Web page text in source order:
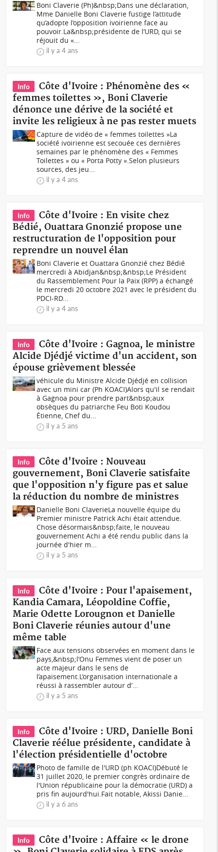
Boni Claverie (Ph)&nbsp;Dans une déclaration,
Mme Danielle Boni Claverie fustige l’attitude
qu’adopte l’opposition ivoirienne face au
pouvoir.La&nbsp;présidente de l’URD, qui se
réjouit du «...
il y a 4 ans
Info
Côte d'Ivoire : Phénomène des «
femmes toilettes », Boni Claverie
dénonce une dérive de la société et
invite les religieux à ne pas rester muets
Capture de vidéo de « femmes toilettes »La
société ivoirienne est secouée ces dernières
semaines par le phénomène des « Femmes
Toilettes » ou « Porta Potty ».Selon plusieurs
sources, des jeu...
il y a 4 ans
Info
Côte d'Ivoire : En visite chez
Bédié, Ouattara Gnonzié propose une
restructuration de l'opposition pour
reprendre un nouvel élan
Boni Claverie et Ouattara Gnonzié chez Bédié
mercredi à Abidjan&nbsp;&nbsp;Le Président
du Rassemblement Pour la Paix (RPP) a échangé
le mercredi 20 octobre 2021 avec le président du
PDCI-RD...
il y a 4 ans
Info
Côte d'Ivoire : Gagnoa, le ministre
Alcide Djédjé victime d'un accident, son
épouse grièvement blessée
véhicule du Ministre Alcide Djédjé en collision
avec un mini car (Ph KOACI)Alors qu'il se rendait
à Gagnoa pour prendre part&nbsp;aux
obsèques du patriarche Feu Boti Koudou
Étienne, Chef du...
il y a 5 ans
Info
Côte d'Ivoire : Nouveau
gouvernement, Boni Claverie satisfaite
que l'opposition n'y figure pas et salue
la réduction du nombre de ministres
Danielle Boni ClaverieLa nouvelle équipe du
Premier ministre Patrick Achi était attendue.
Chose désormais&nbsp;faite, le nouveau
gouvernement Achi a été rendu public dans la
journée d'hier m...
il y a 5 ans
Info
Côte d'Ivoire : Pour l'apaisement,
Kandia Camara, Léopoldine Coffie,
Marie Odette Lorougnon et Danielle
Boni Claverie réunies autour d'une
même table
Face aux tensions observées en moment dans le
pays,&nbsp;l’Onu Femmes vient de poser un
acte majeur dans le sens de
l’apaisement.L’organisation internationale a
réussi à rassembler autour d’...
il y a 5 ans
Info
Côte d'Ivoire : URD, Danielle Boni
Claverie réélue présidente, candidate à
l'élection présidentielle d'octobre
Photo de famille de l'URD (ph KOACI)Débuté le
31 juillet 2020, le premier congrès ordinaire de
l'Union républicaine pour la démocratie (URD) a
pris fin aujourd'hui.Fait notable, Akissi Danie...
il y a 6 ans
Info
Côte d'Ivoire : Affaire « le drone